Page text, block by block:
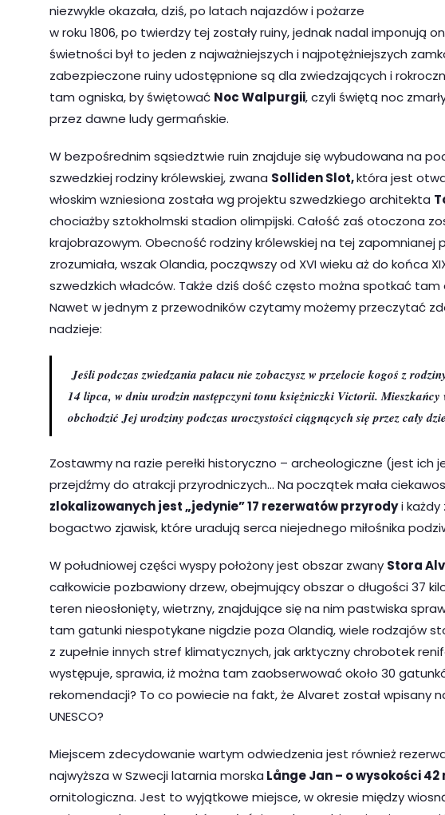
niezwykle okazała, dziś, po latach najazdów i pożarze
w roku 1806, po twierdzy tej zostały ruiny, jednak nadal imponują
świetności był to jeden z najważniejszych i najpotężniejszych
zabezpieczone ruiny udostępnione są dla zwiedzających i
tam ogniska, by świętować Noc Walpurgii, czyli świętą noc
przez dawne ludy germańskie.
W bezpośrednim sąsiedztwie ruin znajduje się wybudowana na
szwedzkiej rodziny królewskiej, zwana Solliden Slot,która jest
włoskim wzniesiona została wg projektu szwedzkiego architekta
chociażby sztokholmski stadion olimpijski. Całość zaś otoczona
krajobrazowym. Obecność rodziny królewskiej na tej zapomnianej
zrozumiała, wszak Olandia, począwszy od XVI wieku aż do końca
szwedzkich władców. Także dziś dość często można spotkać tam
Nawet w jednym z przewodników czytamy możemy przeczytać
nadzieje:
Jeśli podczas zwiedzania pałacu nie zobaczysz w przelocie kogoś z
14 lipca, w dniu urodzin następczyni tonu księżniczki Victorii. Mieszkańcy
obchodzić Jej urodziny podczas uroczystości ciągnących się przez cały
Zostawmy na razie perełki historyczno – archeologiczne (jest ich
przejdźmy do atrakcji przyrodniczych… Na początek mała
zlokalizowanych jest „jedynie” 17 rezerwatów przyrodyi każdy
bogactwo zjawisk, które uradują serca niejednego miłośnika
W południowej części wyspy położony jest obszar zwany Stora
całkowicie pozbawiony drzew, obejmujący obszar o długości 37
teren nieosłonięty, wietrzny, znajdujące się na nim pastwiska
tam gatunki niespotykane nigdzie poza Olandią, wiele rodzajów
z zupełnie innych stref klimatycznych, jak arktyczny chrobotek
występuje, sprawia, iż można tam zaobserwować około 30
rekomendacji? To co powiecie na fakt, że Alvaret został wpisany
UNESCO?
Miejscem zdecydowanie wartym odwiedzenia jest również
najwyższa w Szwecji latarnia morska Långe Jan – o wysokości 42
ornitologiczna. Jest to wyjątkowe miejsce, w okresie między